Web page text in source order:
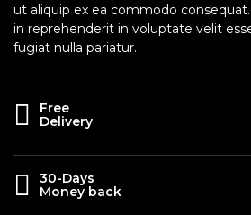
ut aliquip ex ea commodo
in reprehenderit in voluptate velit
fugiat nulla pariatur.
Free
Delivery
30-Days
Money back